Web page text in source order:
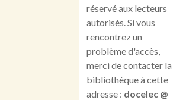
réservé aux lecteurs
autorisés. Si vous
rencontrez un
problème d'accès,
merci de contacter la
bibliothèque à cette
adresse : docelec @